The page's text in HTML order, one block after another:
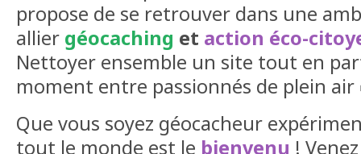
propose de se retrouver dans une
allier géocaching et action éco-
Nettoyer ensemble un site tout en
moment entre passionnés de plein air
Que vous soyez géocacheur
tout le monde est le bienvenu !